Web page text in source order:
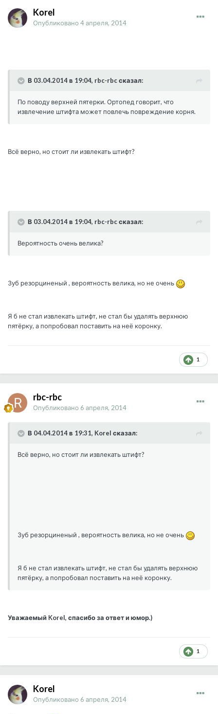
Korel
Опубликовано 4 апреля, 2014
В 03.04.2014 в 19:04, rbc-rbc сказал:
По поводу верхней пятерки. Ортопед говорит, что
извлечение штифта может повлечь повреждение корня.
Всё верно, но стоит ли извлекать штифт?
В 03.04.2014 в 19:04, rbc-rbc сказал:
Вероятность очень велика?
Зуб резорциненый , вероятность велика, но не очень
Я б не стал извлекать штифт, не стал бы удалять верхнюю
пятёрку, а попробовал поставить на неё коронку.
1
rbc-rbc
Опубликовано 6 апреля, 2014
В 04.04.2014 в 19:31, Korel сказал:
Всё верно, но стоит ли извлекать штифт?
Зуб резорциненый , вероятность велика, но не очень
Я б не стал извлекать штифт, не стал бы удалять верхнюю
пятёрку, а попробовал поставить на неё коронку.
Уважаемый Korel, спасибо за ответ и юмор.)
1
Korel
Опубликовано 6 апреля, 2014